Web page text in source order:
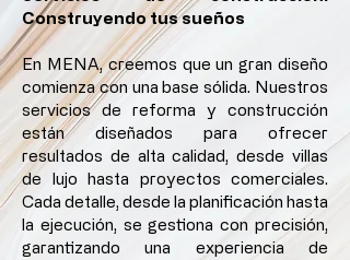
Construyendo tus sueños
En MENA, creemos que un gran diseño
comienza con una base sólida. Nuestros
servicios de reforma y construcción
están diseñados para ofrecer
resultados de alta calidad, desde villas
de lujo hasta proyectos comerciales.
Cada detalle, desde la planificación hasta
la ejecución, se gestiona con precisión,
garantizando una experiencia de